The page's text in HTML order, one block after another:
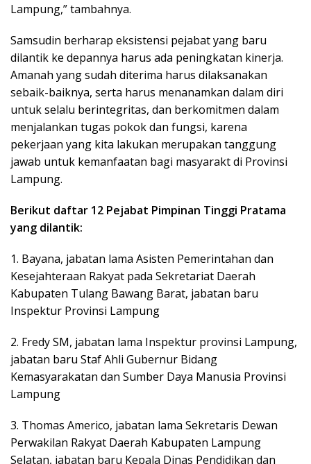
Lampung,” tambahnya.
Samsudin berharap eksistensi pejabat yang baru
dilantik ke depannya harus ada peningkatan kinerja.
Amanah yang sudah diterima harus dilaksanakan
sebaik-baiknya, serta harus menanamkan dalam diri
untuk selalu berintegritas, dan berkomitmen dalam
menjalankan tugas pokok dan fungsi, karena
pekerjaan yang kita lakukan merupakan tanggung
jawab untuk kemanfaatan bagi masyarakt di Provinsi
Lampung.
Berikut daftar 12 Pejabat Pimpinan Tinggi Pratama
yang dilantik:
1. Bayana, jabatan lama Asisten Pemerintahan dan
Kesejahteraan Rakyat pada Sekretariat Daerah
Kabupaten Tulang Bawang Barat, jabatan baru
Inspektur Provinsi Lampung
2. Fredy SM, jabatan lama Inspektur provinsi Lampung,
jabatan baru Staf Ahli Gubernur Bidang
Kemasyarakatan dan Sumber Daya Manusia Provinsi
Lampung
3. Thomas Americo, jabatan lama Sekretaris Dewan
Perwakilan Rakyat Daerah Kabupaten Lampung
Selatan, jabatan baru Kepala Dinas Pendidikan dan